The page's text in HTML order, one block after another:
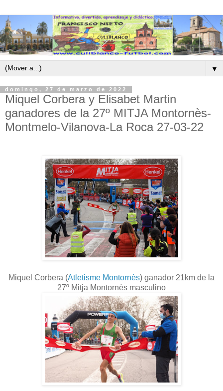
▼
domingo, 27 de marzo de 2022
Miquel Corbera y Elisabet Martin
ganadores de la 27º MITJA Montornès-
Montmelo-Vilanova-La Roca 27-03-22
Miquel Corbera (Atletisme Montornès) ganador 21km de la
27º Mitja Montornès masculino